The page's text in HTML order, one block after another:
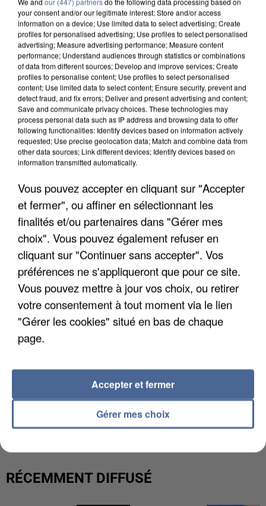
DE FAUNE SAUVAGE SONT...
L’UN DES FONDATEURS SUPPOSÉS DE LA DZ
MAFIA INTERPELLÉ EN ALGÉRIE
RÉCEMMENT DIFFUSÉ
your consent and/or our legitimate interest: Store and/or access
information on a device; Use limited data to select advertising; Create
profiles for personalised advertising; Use profiles to select personalised
advertising; Measure advertising performance; Measure content
performance; Understand audiences through statistics or combinations
of data from different sources; Develop and improve services; Create
profiles to personalise content; Use profiles to select personalised
content; Use limited data to select content; Ensure security, prevent and
detect fraud, and fix errors; Deliver and present advertising and content;
Save and communicate privacy choices. These technologies may
process personal data such as IP address and browsing data to offer
following functionalities: Identify devices based on information actively
requested; Use precise geolocation data; Match and combine data from
other data sources; Link different devices; Identify devices based on
information transmitted automatically.
Vous pouvez accepter en cliquant sur "Accepter
et fermer", ou affiner en sélectionnant les
finalités et/ou partenaires dans "Gérer mes
choix". Vous pouvez également refuser en
cliquant sur "Continuer sans accepter". Vos
préférences ne s'appliqueront que pour ce site.
Vous pouvez mettre à jour vos choix, ou retirer
votre consentement à tout moment via le lien
"Gérer les cookies" situé en bas de chaque
page.
Gérer mes choix
Accepter et fermer